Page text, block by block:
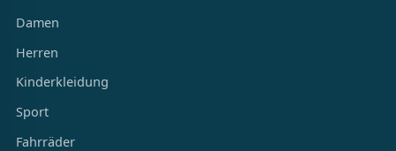
Damen
Herren
Kinderkleidung
Sport
Fahrräder